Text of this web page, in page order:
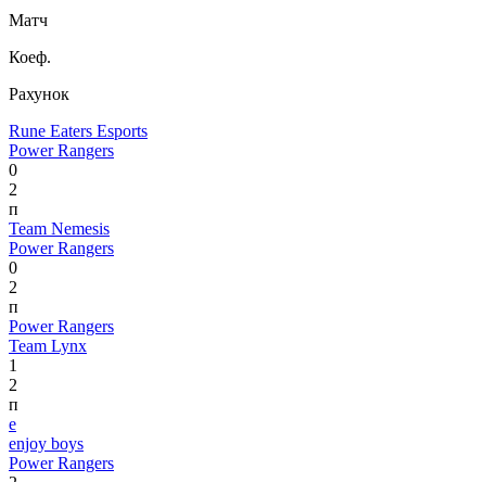
Матч
Коеф.
Рахунок
Rune Eaters Esports
Power Rangers
0
2
п
Team Nemesis
Power Rangers
0
2
п
Power Rangers
Team Lynx
1
2
п
e
enjoy boys
Power Rangers